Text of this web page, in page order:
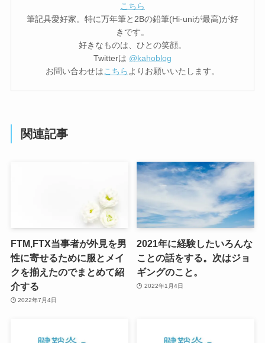
こちら
筆記具愛好家。特に万年筆と2Bの鉛筆(Hi-uniが最高)が好
きです。
好きなものは、ひとの笑顔。
Twitterは @kahoblog
お問い合わせはこちら よりお願いいたします。
関連記事
FTM,FTX当事者が外見を男
性に寄せるために服とメイ
クを揃えたのでまとめて紹
介する
2022年7月4日
2021年に経験したいろんな
ことの話をする。次はジョ
ギングのこと。
2022年1月4日